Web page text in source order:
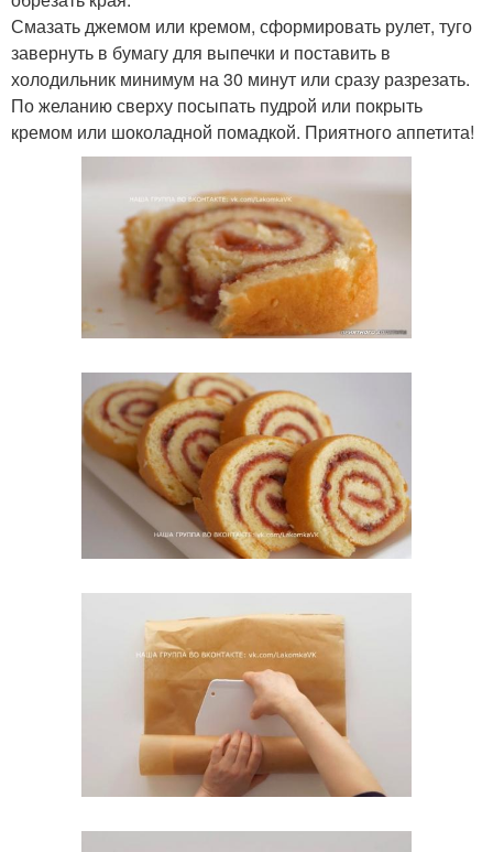
Смазать джемом или кремом, сформировать рулет, туго
завернуть в бумагу для выпечки и поставить в
холодильник минимум на 30 минут или сразу разрезать.
По желанию сверху посыпать пудрой или покрыть
кремом или шоколадной помадкой. Приятного аппетита!